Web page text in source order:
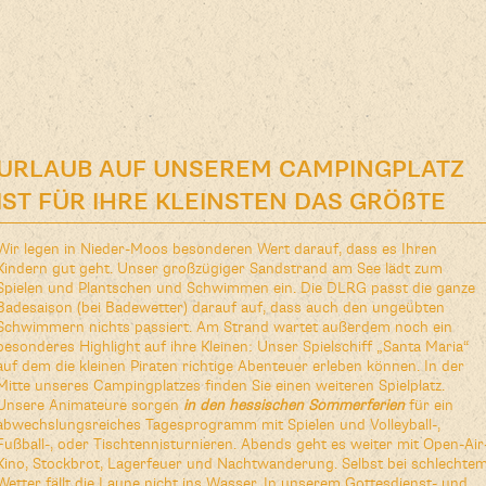
den Nieder-Mooser See. Im
Karpfen, Zander, Barsche,
Tageskarte erhalten Sie mit
am Nieder-Mooser
angeln wollen
in den Briefkasten an der
zwischen 10:00 Uhr und
15,- €. Das Angeln ist nur
weltweites Versteckspiel, bei
versteckt und mittels
mit einem GPS-Gerät kann
Sommerresidenz der
Kurfürsten mit
zum Testen
ohne Gitter zu beobachten.
etc., Steichelzoo.
AUF UNSEREM CAMPINGPLATZ
IST FÜR IHRE KLEINSTEN DAS GRÖßTE
legen in Nieder-Moos besonderen Wert darauf, dass es Ihren
gut geht. Unser großzügiger Sandstrand am See lädt zum
und Plantschen und Schwimmen ein. Die DLRG passt die ganze
(bei Badewetter) darauf auf, dass auch den ungeübten
nichts passiert. Am Strand wartet außerdem noch ein
Highlight auf ihre Kleinen: Unser Spielschiff „Santa Maria“
dem die kleinen Piraten richtige Abenteuer erleben können. In der
unseres Campingplatzes finden Sie einen weiteren Spielplatz.
Animateure sorgen in den hessischen Sommerferienfür ein
Tagesprogramm mit Spielen und Volleyball-,
, oder Tischtennisturnieren. Abends geht es weiter mit Open-
Stockbrot, Lagerfeuer und Nachtwanderung. Selbst bei